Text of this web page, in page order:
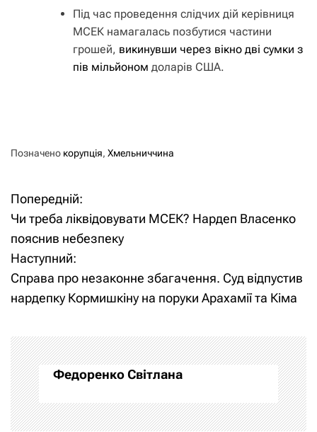
Під час проведення слідчих дій керівниця
МСЕК намагалась позбутися частини
грошей, викинувши через вікно дві сумки з
пів мільйоном доларів США.
Позначено корупція, Хмельниччина
Н
а
в
і
а
ц
і
Попередній:
Чи треба ліквідовувати МСЕК? Нардеп Власенко
пояснив небезпеку
Наступний:
Справа про незаконне збагачення. Суд відпустив
нардепку Кормишкіну на поруки Арахамії та Кіма
Федоренко Світлана